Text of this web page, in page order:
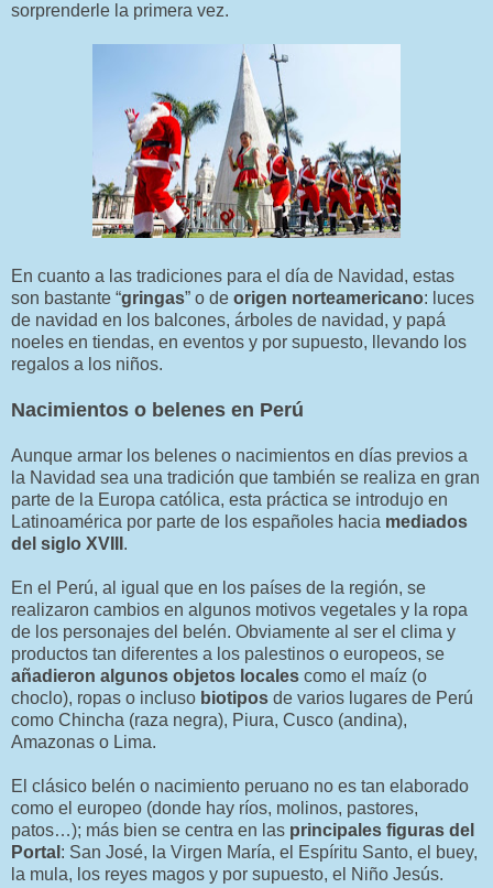
sorprenderle la primera vez.
En cuanto a las tradiciones para el día de Navidad, estas
son bastante “gringas” o de origen norteamericano: luces
de navidad en los balcones, árboles de navidad, y papá
noeles en tiendas, en eventos y por supuesto, llevando los
regalos a los niños.
Nacimientos o belenes en Perú
Aunque armar los belenes o nacimientos en días previos a
la Navidad sea una tradición que también se realiza en gran
parte de la Europa católica, esta práctica se introdujo en
Latinoamérica por parte de los españoles hacia mediados
del siglo XVIII .
En el Perú, al igual que en los países de la región, se
realizaron cambios en algunos motivos vegetales y la ropa
de los personajes del belén. Obviamente al ser el clima y
productos tan diferentes a los palestinos o europeos, se
añadieron algunos objetos locales como el maíz (o
choclo), ropas o incluso biotipos de varios lugares de Perú
como Chincha (raza negra), Piura, Cusco (andina),
Amazonas o Lima.
El clásico belén o nacimiento peruano no es tan elaborado
como el europeo (donde hay ríos, molinos, pastores,
patos…); más bien se centra en las principales figuras del
Portal : San José, la Virgen María, el Espíritu Santo, el buey,
la mula, los reyes magos y por supuesto, el Niño Jesús.